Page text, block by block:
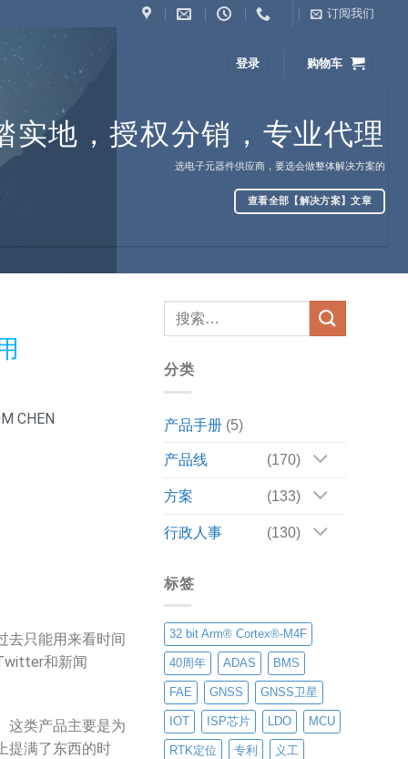
订阅我们
登录 购物车
实地，授权分销，专业代理
选电子元器件供应商，要选会做整体解决方案的
查看全部【解决方案】文章
CHEN
去只能用来看时间
和新闻
这类产品主要是为
提满了东西的时
分类
产品手册 (5)
产品线 (170)
方案 (133)
行政人事 (130)
标签
32 bit Arm® Cortex®-M4F
40周年 ADAS BMS
FAE GNSS GNSS卫星
IOT ISP芯片 LDO MCU
RTK定位 专利 义工